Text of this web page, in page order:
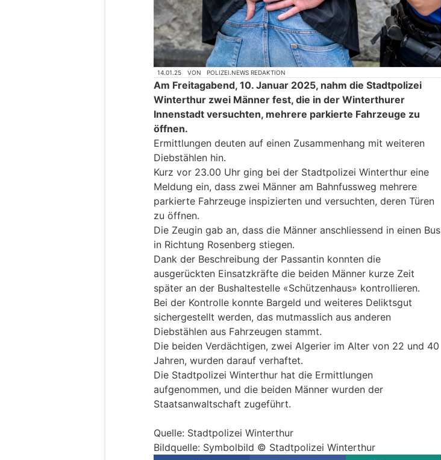
14.01.25 VON POLIZEI.NEWS REDAKTION
Am Freitagabend, 10. Januar 2025, nahm die Stadtpolizei
Winterthur zwei Männer fest, die in der Winterthurer
Innenstadt versuchten, mehrere parkierte Fahrzeuge zu
öffnen.
Ermittlungen deuten auf einen Zusammenhang mit weiteren
Diebstählen hin.
Kurz vor 23.00 Uhr ging bei der Stadtpolizei Winterthur eine
Meldung ein, dass zwei Männer am Bahnfussweg mehrere
parkierte Fahrzeuge inspizierten und versuchten, deren Türen
zu öffnen.
Die Zeugin gab an, dass die Männer anschliessend in einen Bus
in Richtung Rosenberg stiegen.
Dank der Beschreibung der Passantin konnten die
ausgerückten Einsatzkräfte die beiden Männer kurze Zeit
später an der Bushaltestelle «Schützenhaus» kontrollieren.
Bei der Kontrolle konnte Bargeld und weiteres Deliktsgut
sichergestellt werden, das mutmasslich aus anderen
Diebstählen aus Fahrzeugen stammt.
Die beiden Verdächtigen, zwei Algerier im Alter von 22 und 40
Jahren, wurden darauf verhaftet.
Die Stadtpolizei Winterthur hat die Ermittlungen
aufgenommen, und die beiden Männer wurden der
Staatsanwaltschaft zugeführt.
Quelle: Stadtpolizei Winterthur
Bildquelle: Symbolbild © Stadtpolizei Winterthur